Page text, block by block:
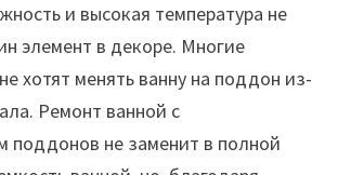
и высокая температура не
элемент в декоре. Многие
хотят менять ванну на поддон из-
Ремонт ванной с
поддонов не заменит в полной